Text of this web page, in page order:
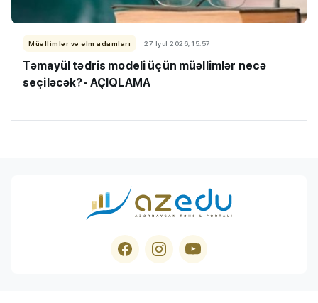
Müəllimlər və elm adamları 27 İyul 2026, 15:57
Təmayül tədris modeli üçün müəllimlər necə
seçiləcək?- AÇIQLAMA